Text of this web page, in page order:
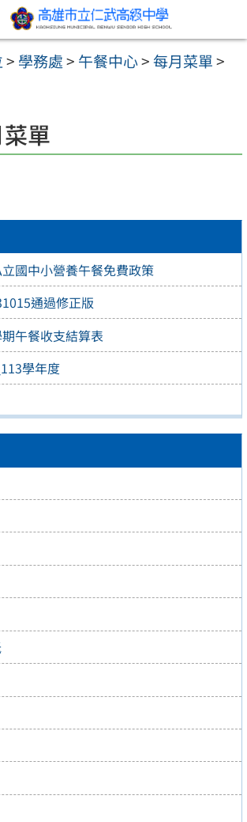
> 學務處> 午餐中心>每月菜單>
國中小營養午餐免費政策
通過修正版
午餐收支結算表
學年度
單